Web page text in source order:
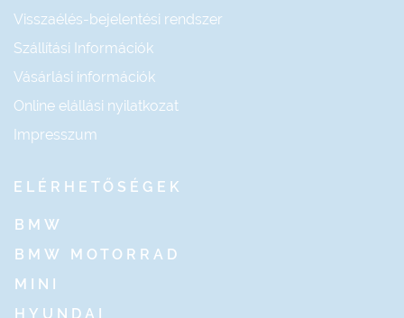
Visszaélés-bejelentési rendszer
Szállítási Információk
Vásárlási információk
Online elállási nyilatkozat
Impresszum
ELÉRHETŐSÉGEK
BMW
BMW MOTORRAD
MINI
HYUNDAI